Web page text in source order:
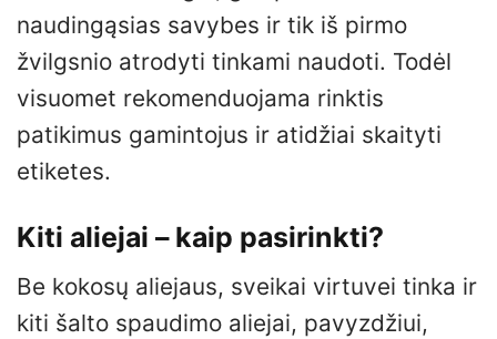
naudingąsias savybes ir tik iš pirmo
žvilgsnio atrodyti tinkami naudoti. Todėl
visuomet rekomenduojama rinktis
patikimus gamintojus ir atidžiai skaityti
etiketes.
Kiti aliejai – kaip pasirinkti?
Be kokosų aliejaus, sveikai virtuvei tinka ir
kiti šalto spaudimo aliejai, pavyzdžiui,